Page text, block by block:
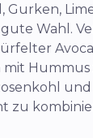
Gurken,
Wahl.
zu